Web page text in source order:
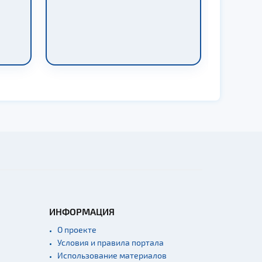
ИНФОРМАЦИЯ
О проекте
Условия и правила портала
Использование материалов